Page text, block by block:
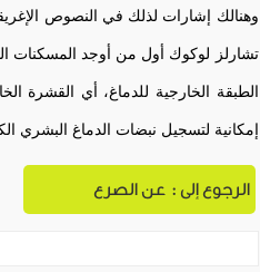
إمكانية لتسجيل نبضات الدماغ البشري
الرجوع إلى : عن الصرع